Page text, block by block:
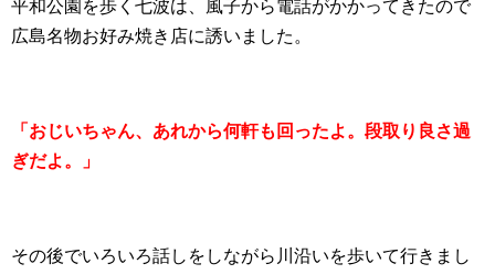
平和公園を歩く七波は、風子から電話がかかってきたので
広島名物お好み焼き店に誘いました。
「おじいちゃん、あれから何軒も回ったよ。段取り良さ過
ぎだよ。」
その後でいろいろ話しをしながら川沿いを歩いて行きまし